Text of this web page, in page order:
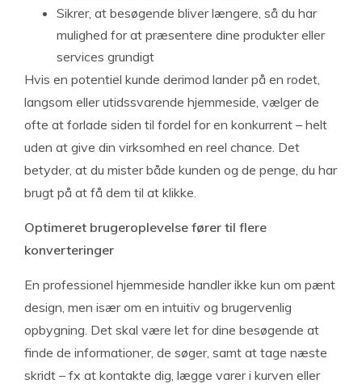
Sikrer, at besøgende bliver længere, så du har
mulighed for at præsentere dine produkter eller
services grundigt
Hvis en potentiel kunde derimod lander på en rodet,
langsom eller utidssvarende hjemmeside, vælger de
ofte at forlade siden til fordel for en konkurrent – helt
uden at give din virksomhed en reel chance. Det
betyder, at du mister både kunden og de penge, du har
brugt på at få dem til at klikke.
Optimeret brugeroplevelse fører til flere
konverteringer
En professionel hjemmeside handler ikke kun om pænt
design, men især om en intuitiv og brugervenlig
opbygning. Det skal være let for dine besøgende at
finde de informationer, de søger, samt at tage næste
skridt – fx at kontakte dig, lægge varer i kurven eller